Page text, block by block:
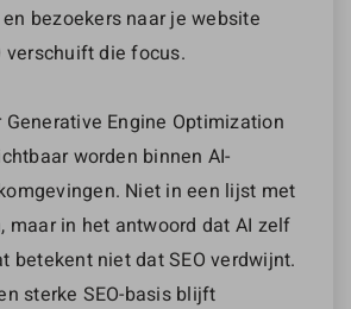
bezoekers naar je website
verschuift die focus.
Generative Engine Optimization
worden binnen AI-
Niet in een lijst met
maar in het antwoord dat AI zelf
betekent niet dat SEO verdwijnt.
sterke SEO-basis blijft